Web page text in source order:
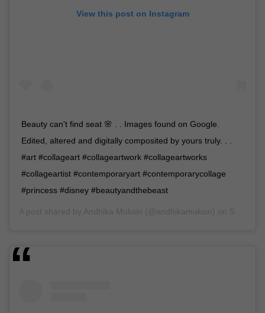
View this post on Instagram
Beauty can't find seat 🌸 . . Images found on Google.
Edited, altered and digitally composited by yours truly. . .
#art #collageart #collageartwork #collageartworks
#collageartist #contemporaryart #contemporarycollage
#princess #disney #beautyandthebeast